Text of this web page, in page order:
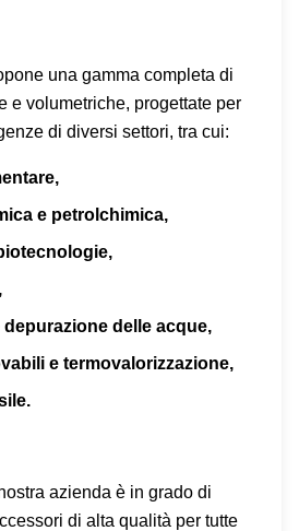
una gamma completa di
e volumetriche, progettate per
di diversi settori, tra cui:
e petrolchimica,
delle acque,
e termovalorizzazione,
azienda è in grado di
di alta qualità per tutte